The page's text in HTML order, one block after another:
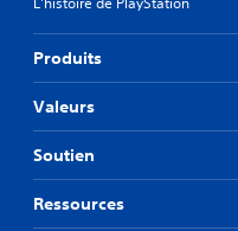
Produits
Valeurs
Soutien
Ressources